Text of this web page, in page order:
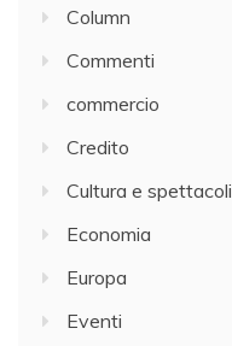
Column
Commenti
commercio
Credito
Cultura e spettacoli
Economia
Europa
Eventi